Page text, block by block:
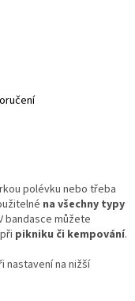
polévku nebo třeba
na všechny typy
bandasce můžete
pikniku či kempování.
nastavení na nižší